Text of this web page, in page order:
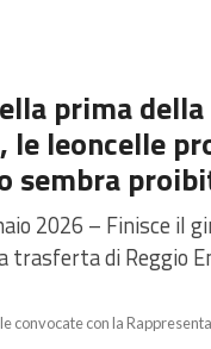
prima
le leoncelle
sembra
2026 – Finisce il
trasferta di Reggio
convocate con la